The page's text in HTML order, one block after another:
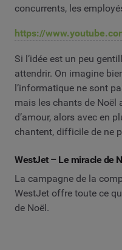
concurrents, les
https://
Si l’idée est un peu
attendrir. On imagine
l’informatique ne sont
mais les chants de Noël
d’amour, alors avec en
chantent, difficile de ne
WestJet – Le miracle de
La campagne de la
WestJet offre toute ce
de Noël.